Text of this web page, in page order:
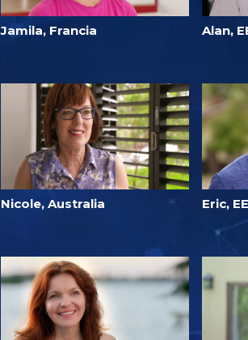
Jamila, Francia Alan,
Nicole, Australia Eric,